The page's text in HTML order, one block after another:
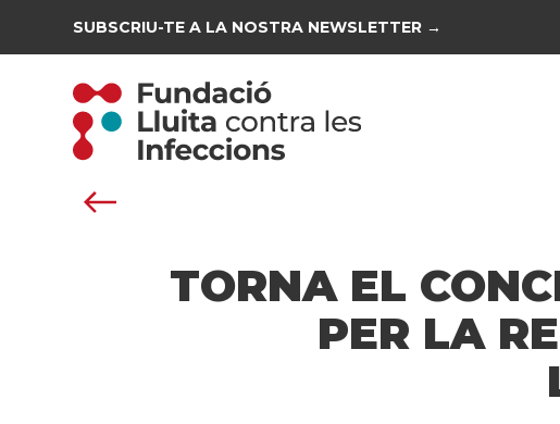
SUBSCRIU-TE A LA NOSTRA NEWSLETTER →
TORNA EL
PER LA